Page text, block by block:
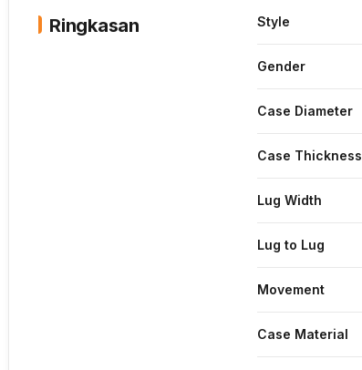
Ringkasan
Style
Gender
Case Diameter
Case Thickness
Lug Width
Lug to Lug
Movement
Case Material